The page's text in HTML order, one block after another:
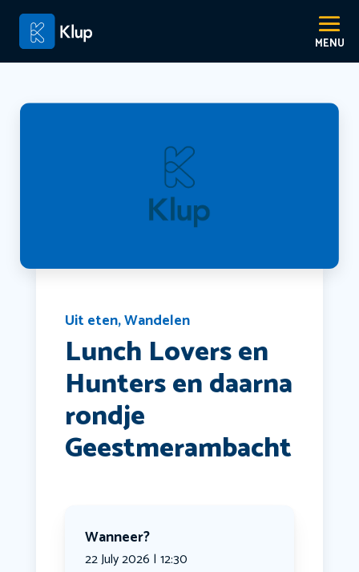
Uit eten,Wandelen
Lunch Lovers en
Hunters en daarna
rondje
Geestmerambacht
Wanneer?
22 July 2026 | 12:30